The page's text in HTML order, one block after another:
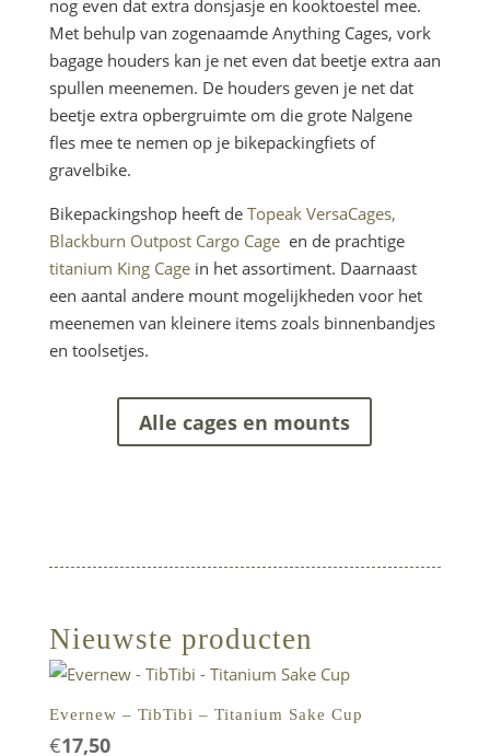
nog even dat extra donsjasje en kooktoestel mee.
Met behulp van zogenaamde Anything Cages, vork
bagage houders kan je net even dat beetje extra aan
spullen meenemen. De houders geven je net dat
beetje extra opbergruimte om die grote Nalgene
fles mee te nemen op je bikepackingfiets of
gravelbike.
Bikepackingshop heeft de Topeak VersaCages,
Blackburn Outpost Cargo Cageen de prachtige
titanium King Cagein het assortiment. Daarnaast
een aantal andere mount mogelijkheden voor het
meenemen van kleinere items zoals binnenbandjes
en toolsetjes.
Alle cages en mounts
Nieuwste producten
Evernew – TibTibi – Titanium Sake Cup
€17,50